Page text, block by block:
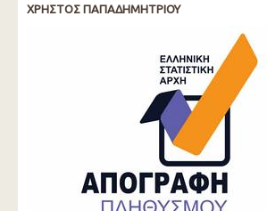
ΧΡΗΣΤΟΣ ΠΑΠΑΔΗΜΗΤΡΙΟΥ